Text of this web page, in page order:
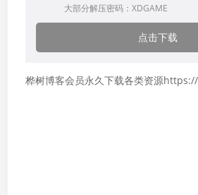
大部分解压密码：XDGAME
点击下载
桦树博客会员永久下载各类资源